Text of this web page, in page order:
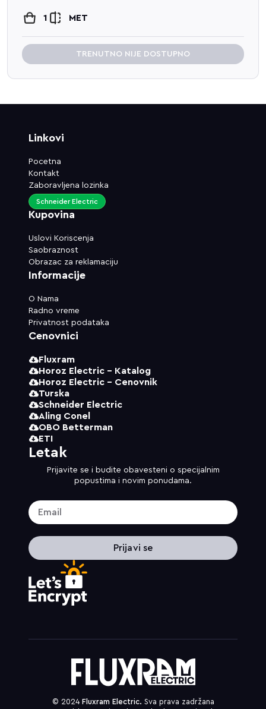
1 MET
TRENUTNO NIJE DOSTUPNO
Linkovi
Pocetna
Kontakt
Zaboravljena lozinka
Kupovina
Uslovi Koriscenja
Saobraznost
Obrazac za reklamaciju
Schneider Electric
Informacije
O Nama
Radno vreme
Privatnost podataka
Cenovnici
Fluxram
Horoz Electric - Katalog
Horoz Electric - Cenovnik
Turska
Schneider Electric
Aling Conel
OBO Betterman
ETI
Letak
Prijavite se i budite obavesteni o specijalnim
popustima i novim ponudama.
Prijavi se
© 2024 Fluxram Electric. Sva prava zadržana